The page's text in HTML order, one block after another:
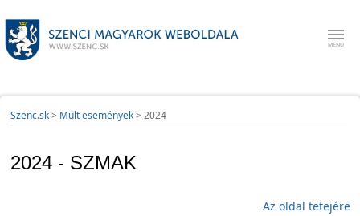
Szenc.sk> Múlt események> 2024
2024 - SZMAK
Az oldal tetejére